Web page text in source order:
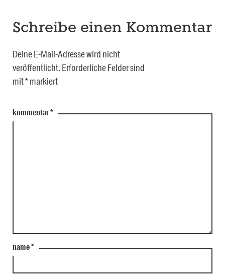
Schreibe einen Kommentar
Deine E-Mail-Adresse wird nicht
veröffentlicht. Erforderliche Felder sind
mit*markiert
kommentar*
name*